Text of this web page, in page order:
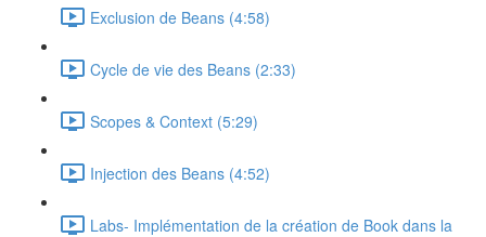
Exclusion de Beans (4:58)
Cycle de vie des Beans (2:33)
Scopes & Context (5:29)
Injection des Beans (4:52)
Labs- Implémentation de la création de Book dans la